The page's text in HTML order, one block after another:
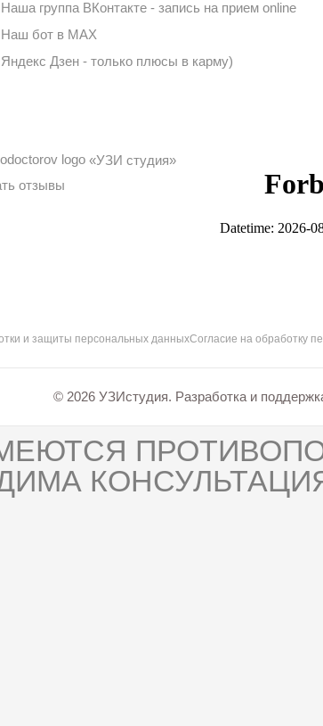
Наша группа ВКонтакте - запись на прием online
Наш бот в MAX
Яндекс Дзен - только плюсы в карму)
«УЗИ студия»
отзывы
и защиты персональных данныхСогласие на обработку
© 2026 УЗИстудия. Разработка и